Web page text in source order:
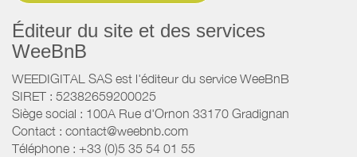
Éditeur du site et des services
WeeBnB
WEEDIGITAL SAS est l'éditeur du service WeeBnB
SIRET : 52382659200025
Siège social : 100A Rue d'Ornon 33170 Gradignan
Contact : contact@weebnb.com
Téléphone : +33 (0)5 35 54 01 55